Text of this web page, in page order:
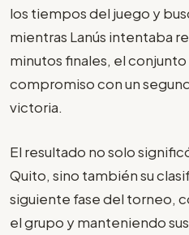
los tiempos del juego y
mientras Lanús intentaba
minutos finales, el
compromiso con un
victoria.
El resultado no solo
Quito, sino también su
siguiente fase del torneo,
el grupo y manteniendo